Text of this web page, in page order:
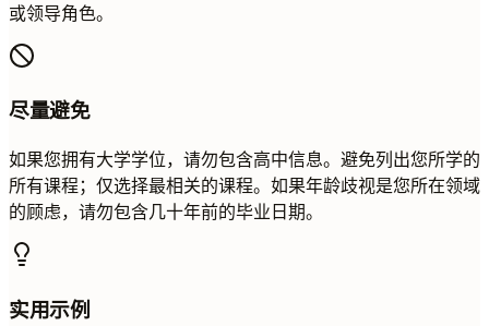
或领导角色。
尽量避免
如果您拥有大学学位，请勿包含高中信息。避免列出您所学的
所有课程；仅选择最相关的课程。如果年龄歧视是您所在领域
的顾虑，请勿包含几十年前的毕业日期。
实用示例